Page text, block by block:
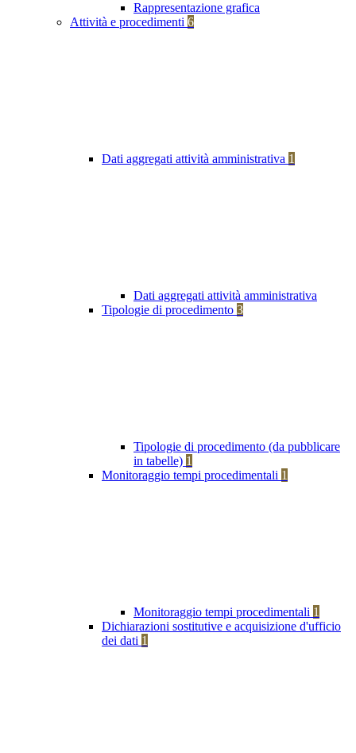
Rappresentazione grafica
Attività e procedimenti 6
Dati aggregati attività amministrativa 1
Dati aggregati attività amministrativa
Tipologie di procedimento 3
Tipologie di procedimento (da pubblicare
in tabelle) 1
Monitoraggio tempi procedimentali 1
Monitoraggio tempi procedimentali 1
Dichiarazioni sostitutive e acquisizione d'ufficio
dei dati 1